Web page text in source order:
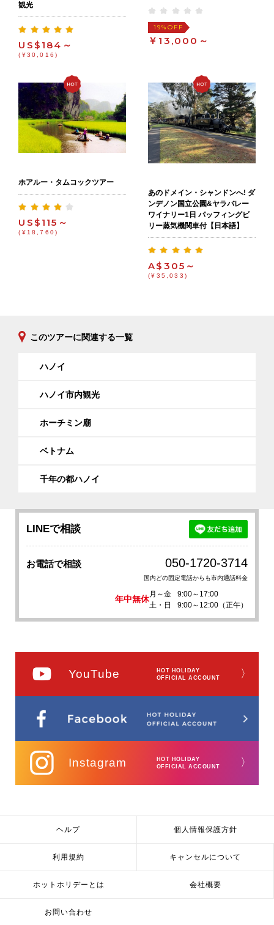
観光
US$184～
(¥30,016)
19% OFF
￥13,000～
ホアルー・タムコックツアー
US$115～
(¥18,760)
あのドメイン・シャンドンへ! ダ
ンデノン国立公園&ヤラバレー
ワイナリー1日 パッフィングビ
リー蒸気機関車付【日本語】
A$305～
(¥35,033)
このツアーに関連する一覧
ハノイ
ハノイ市内観光
ホーチミン廟
ベトナム
千年の都ハノイ
LINEで相談
お電話で相談 050-1720-3714
国内どの固定電話からも市内通話料金
年中無休
月～金
9:00～17:00
土・日
9:00～12:00（正午）
YouTube
HOT HOLIDAY
OFFICIAL ACCOUNT
〉
Instagram
HOT HOLIDAY
OFFICIAL ACCOUNT
〉
ヘルプ 個人情報保護方針
利用規約 キャンセルについて
ホットホリデーとは 会社概要
お問い合わせ